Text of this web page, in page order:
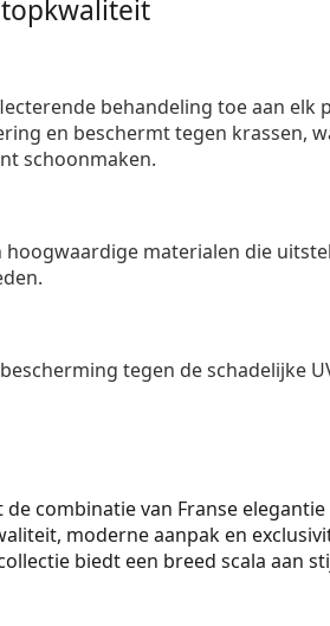
behandeling toe aan elk
en beschermt tegen krassen,
schoonmaken.
hoogwaardige materialen die
tegen de schadelijke
combinatie van Franse
moderne aanpak en
biedt een breed scala aan